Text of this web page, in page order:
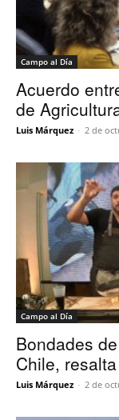
Campo al Día
Acuerdo
de
Luis Márquez - 2 de
Campo al Día
Bondades
Chile,
Luis Márquez - 2 de